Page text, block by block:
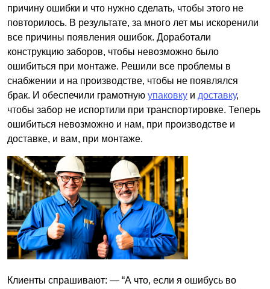
причину ошибки и что нужно сделать, чтобы этого не
повторилось. В результате, за много лет мы искоренили
все причины появления ошибок. Доработали
конструкцию заборов, чтобы невозможно было
ошибиться при монтаже. Решили все проблемы в
снабжении и на производстве, чтобы не появлялся
брак. И обеспечили грамотную упаковку и доставку,
чтобы забор не испортили при транспортировке. Теперь
ошибиться невозможно и нам, при производстве и
доставке, и вам, при монтаже.
Клиенты спрашивают: — “А что, если я ошибусь во